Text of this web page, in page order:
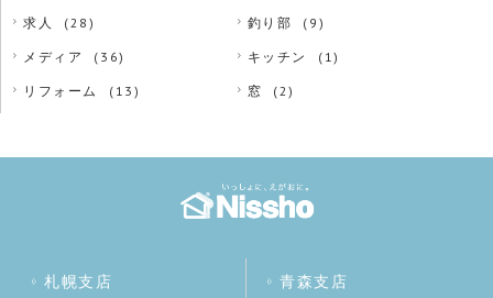
求人 (28) 釣り部 (9)
メディア (36) キッチン (1)
リフォーム (13) 窓 (2)
札幌支店
青森支店